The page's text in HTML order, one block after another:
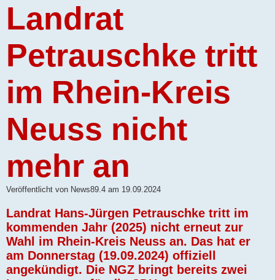
Landrat
Petrauschke tritt
im Rhein-Kreis
Neuss nicht
mehr an
Veröffentlicht von News89.4 am 19.09.2024
Landrat Hans-Jürgen Petrauschke tritt im
kommenden Jahr (2025) nicht erneut zur
Wahl im Rhein-Kreis Neuss an. Das hat er
am Donnerstag (19.09.2024) offiziell
angekündigt. Die NGZ bringt bereits zwei